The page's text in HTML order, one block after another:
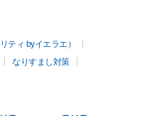
ティ byイエラエ）
なりすまし対策